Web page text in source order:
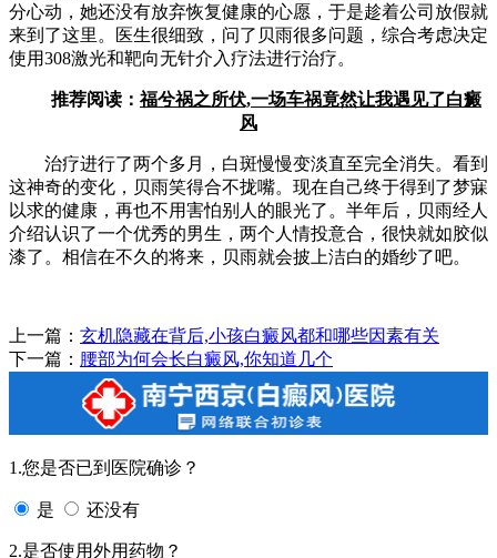
分心动，她还没有放弃恢复健康的心愿，于是趁着公司放假就
来到了这里。医生很细致，问了贝雨很多问题，综合考虑决定
使用308激光和靶向无针介入疗法进行治疗。
推荐阅读：福兮祸之所伏,一场车祸竟然让我遇见了白癜
风
治疗进行了两个多月，白斑慢慢变淡直至完全消失。看到
这神奇的变化，贝雨笑得合不拢嘴。现在自己终于得到了梦寐
以求的健康，再也不用害怕别人的眼光了。半年后，贝雨经人
介绍认识了一个优秀的男生，两个人情投意合，很快就如胶似
漆了。相信在不久的将来，贝雨就会披上洁白的婚纱了吧。
上一篇： 玄机隐藏在背后,小孩白癜风都和哪些因素有关
下一篇： 腰部为何会长白癜风,你知道几个
1.您是否已到医院确诊？
是 还没有
2.是否使用外用药物？